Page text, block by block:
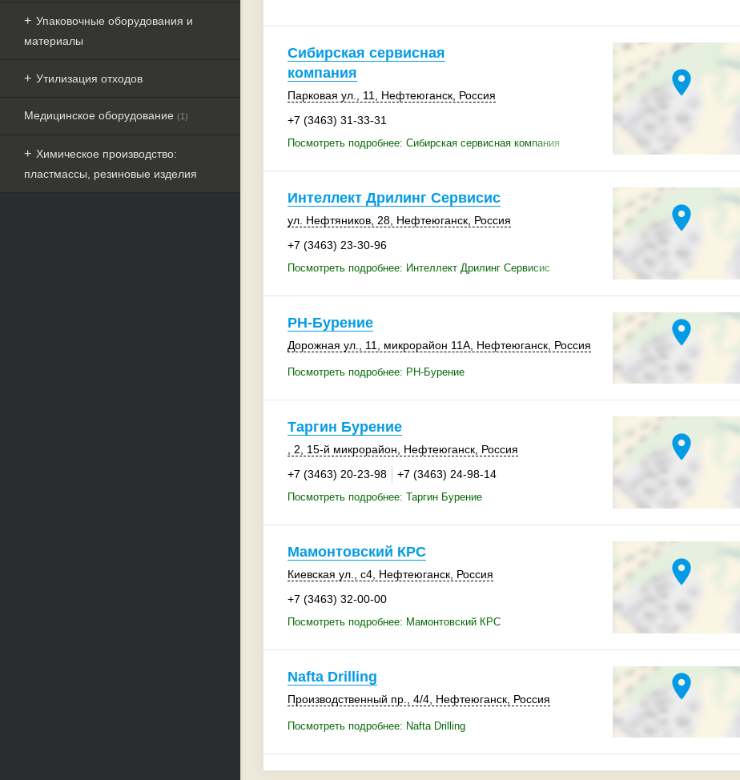
Упаковочные оборудования и
материалы
Утилизация отходов
Медицинское оборудование (1)
Химическое производство:
пластмассы, резиновые изделия
Сибирская сервисная
компания
Парковая ул., 11 Нефтеюганск, Россия
+7 (3463) 31-33-31
Посмотреть подробнее: Сибирская сервисная компания
location_on
Интеллект Дрилинг Сервисис
ул. Нефтяников, 28, Нефтеюганск, Россия
+7 (3463) 23-30-96
Посмотреть подробнее: Интеллект Дрилинг Сервисис
location_on
РН-Бурение
Дорожная ул., 11 микрорайон 11А, Нефтеюганск, Россия
Посмотреть подробнее: РН-Бурение
location_on
Таргин Бурение
, 2 15-й микрорайон Нефтеюганск, Россия
+7 (3463) 20-23-98
+7 (3463) 24-98-14
Посмотреть подробнее: Таргин Бурение
location_on
Мамонтовский КРС
Киевская ул., с4, Нефтеюганск, Россия
+7 (3463) 32-00-00
Посмотреть подробнее: Мамонтовский КРС
location_on
Nafta Drilling
Производственный пр., 4/4, Нефтеюганск, Россия
Посмотреть подробнее: Nafta Drilling
location_on